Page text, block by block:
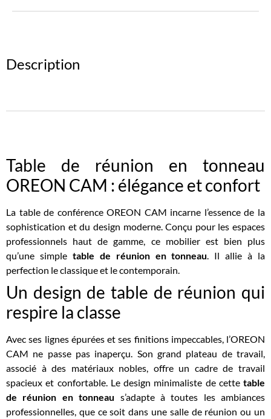
Description
Table de réunion en tonneau
OREON CAM : élégance et confort
La table de conférence OREON CAM incarne l’essence de la
sophistication et du design moderne. Conçu pour les espaces
professionnels haut de gamme, ce mobilier est bien plus
qu’une simple table de réunion en tonneau . Il allie à la
perfection le classique et le contemporain.
Un design de table de réunion qui
respire la classe
Avec ses lignes épurées et ses finitions impeccables, l’OREON
CAM ne passe pas inaperçu. Son grand plateau de travail,
associé à des matériaux nobles, offre un cadre de travail
spacieux et confortable. Le design minimaliste de cette table
de réunion en tonneau s’adapte à toutes les ambiances
professionnelles, que ce soit dans une salle de réunion ou un